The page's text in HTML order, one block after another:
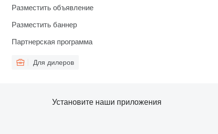
Разместить объявление
Разместить баннер
Партнерская программа
Для дилеров
Установите наши приложения